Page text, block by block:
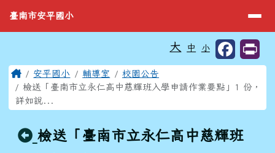
臺南市安平國小
導覽列
臺南市安平國小
⏸
大 中 小
主內容區域
Home安平國小 輔導室
校園公告
檢送「臺南市立永仁高中慈輝班入學申請作業要點」1 份，
詳如說...
回上頁
檢送「臺南市立永仁高中慈輝班
頁尾區域